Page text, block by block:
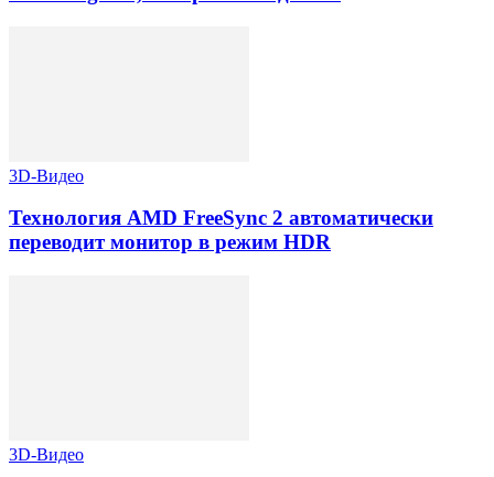
3D-Видео
Технология AMD FreeSync 2 автоматически
переводит монитор в режим HDR
3D-Видео